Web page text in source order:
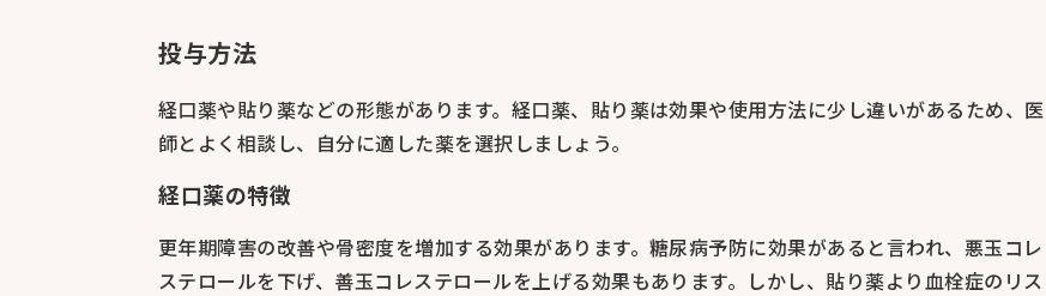
投与方法
経口薬や貼り薬などの形態があります。経口薬、貼り薬は効果や使用方法に少し違いがあるため、医
師とよく相談し、自分に適した薬を選択しましょう。
経口薬の特徴
更年期障害の改善や骨密度を増加する効果があります。糖尿病予防に効果があると言われ、悪玉コレ
ステロールを下げ、善玉コレステロールを上げる効果もあります。しかし、貼り薬より血栓症のリス